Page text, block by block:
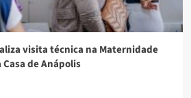
visita técnica na Maternidade
de Anápolis